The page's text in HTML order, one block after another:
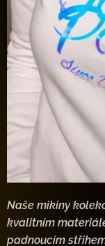
Naše mikiny
kvalitním
padnoucím